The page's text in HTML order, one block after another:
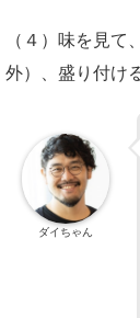
（４）味を見
外）、盛り付け
ダイちゃん